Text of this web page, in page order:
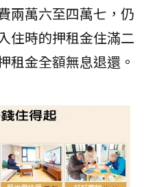
兩萬六至四萬七，仍
住時的押租金住滿二
租金全額無息退還。